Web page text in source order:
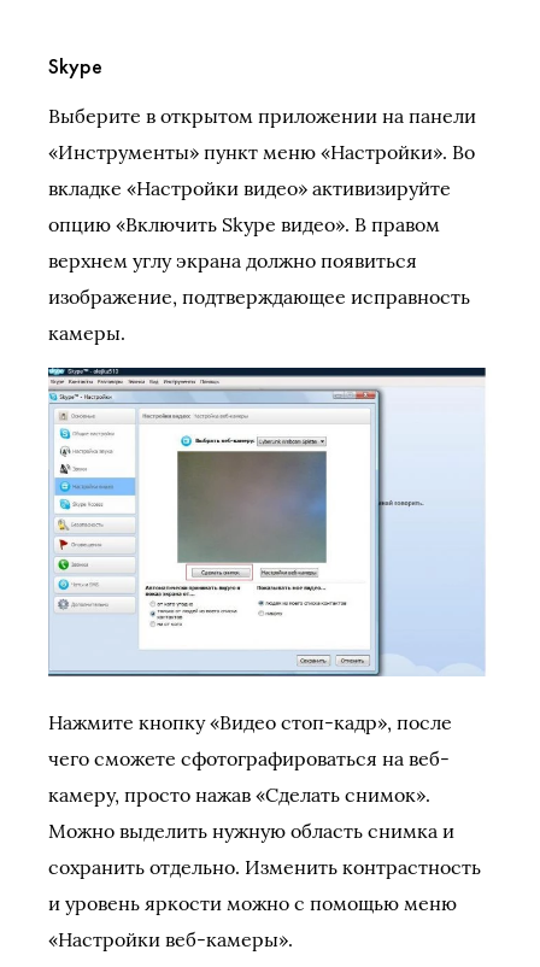
Skype
Выберите в открытом приложении на панели
«Инструменты» пункт меню «Настройки». Во
вкладке «Настройки видео» активизируйте
опцию «Включить Skype видео». В правом
верхнем углу экрана должно появиться
изображение, подтверждающее исправность
камеры.
Нажмите кнопку «Видео стоп-кадр», после
чего сможете сфотографироваться на веб-
камеру, просто нажав «Сделать снимок».
Можно выделить нужную область снимка и
сохранить отдельно. Изменить контрастность
и уровень яркости можно с помощью меню
«Настройки веб-камеры».